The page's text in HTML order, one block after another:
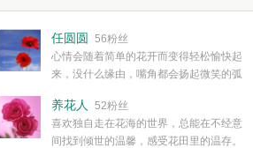
任圆圆
56粉丝
心情会随着简单的花开而变得轻松愉快起
来，没什么缘由，嘴角都会扬起微笑的弧
简单愉快的心情，这些都不需要想得太多，其实都是
我们自己复杂了生活和心境。
养花人
52粉丝
喜欢独自走在花海的世界，总能在不经意
间找到倾世的温馨，感受花田里的温存。